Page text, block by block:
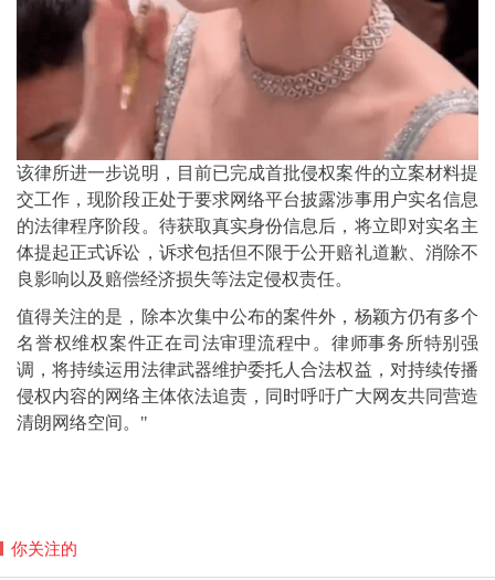
该律所进一步说明，目前已完成首批侵权案件的立案材料提
交工作，现阶段正处于要求网络平台披露涉事用户实名信息
的法律程序阶段。待获取真实身份信息后，将立即对实名主
体提起正式诉讼，诉求包括但不限于公开赔礼道歉、消除不
良影响以及赔偿经济损失等法定侵权责任。
值得关注的是，除本次集中公布的案件外，杨颖方仍有多个
名誉权维权案件正在司法审理流程中。律师事务所特别强
调，将持续运用法律武器维护委托人合法权益，对持续传播
侵权内容的网络主体依法追责，同时呼吁广大网友共同营造
清朗网络空间。"
你关注的